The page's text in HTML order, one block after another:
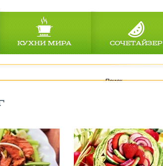
КУХНИ МИРА СОЧЕТАЙЗЕР
Поиск